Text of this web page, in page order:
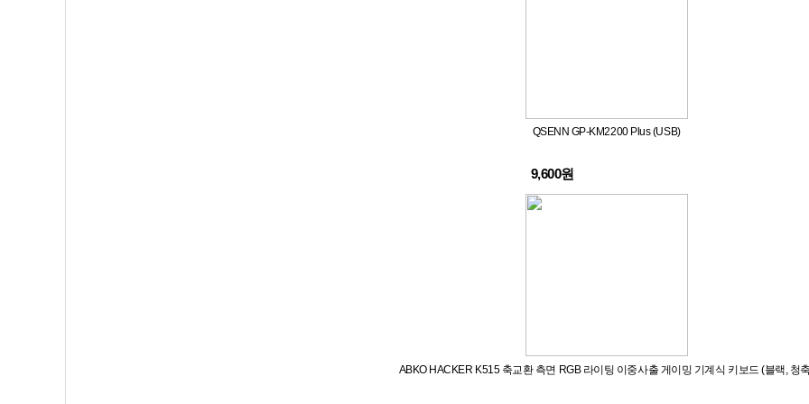
QSENN GP-KM2200 Plus (USB)
9,600원
ABKO HACKER K515 축교환 측면 RGB 라이팅 이중사출 게이밍 기계식 키보드 (블랙, 청